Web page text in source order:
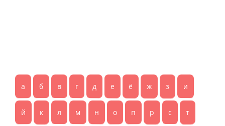
а б в г д е ё ж з и
й к л м н о п р с т